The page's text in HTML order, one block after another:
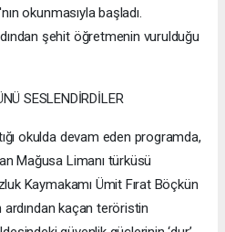
okunmasıyla başladı.
şehit öğretmenin vurulduğu
SESLENDİRDİLER
okulda devam eden programda,
Mağusa Limanı türküsü
Kaymakamı Ümit Fırat Böçkün
ardından kaçan teröristin